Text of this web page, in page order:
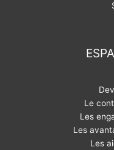
Le
Les
Les
Les